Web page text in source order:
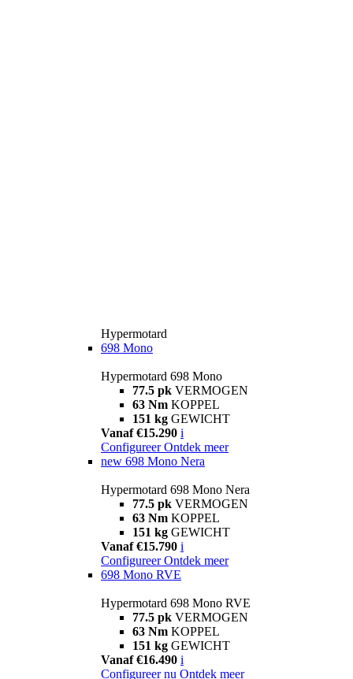
Hypermotard
698 Mono
Hypermotard 698 Mono
77.5 pk VERMOGEN
63 Nm KOPPEL
151 kg GEWICHT
Vanaf €15.290 i
Configureer Ontdek meer
new 698 Mono Nera
Hypermotard 698 Mono Nera
77.5 pk VERMOGEN
63 Nm KOPPEL
151 kg GEWICHT
Vanaf €15.790 i
Configureer Ontdek meer
698 Mono RVE
Hypermotard 698 Mono RVE
77.5 pk VERMOGEN
63 Nm KOPPEL
151 kg GEWICHT
Vanaf €16.490 i
Configureer nu Ontdek meer